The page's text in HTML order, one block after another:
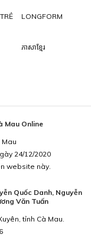
LONGFORM
ភាសាខ្មែរ
Mau Online
Mau
24/12/2020
website này.
Quốc Danh, Nguyễn
Văn Tuấn
tỉnh Cà Mau.